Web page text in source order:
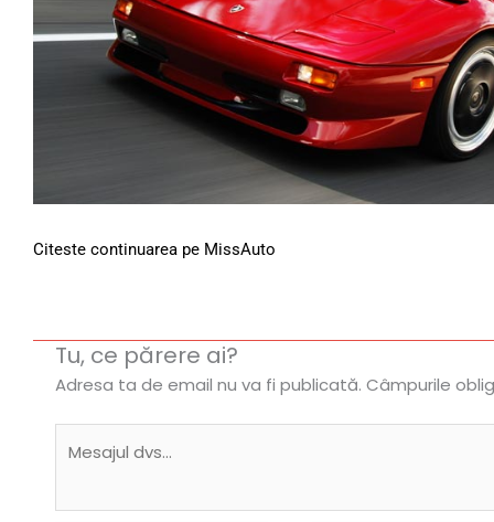
Citeste continuarea pe MissAuto
Tu, ce părere ai?
Adresa ta de email nu va fi publicată. Câmpurile